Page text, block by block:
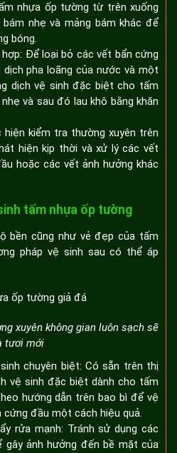
nhựa ốp tường từ trên xuống
nhẹ và mảng bám khác để
bóng.
Để loại bỏ các vết bẩn cứng
pha loãng của nước và một
dịch vệ sinh đặc biệt cho tấm
và sau đó lau khô bằng khăn
kiểm tra thường xuyên trên
hiện kịp thời và xử lý các vết
hoặc các vết ảnh hưởng khác
tấm nhựa ốp tường
bền cũng như vẻ đẹp của tấm
pháp vệ sinh sau có thể áp
xuyên không gian luôn sạch sẽ
tươi mới
chuyên biệt: Có sẵn trên thị
vệ sinh đặc biệt dành cho tấm
hướng dẫn trên bao bì để vệ
cứng đầu một cách hiệu quả.
rửa mạnh: Tránh sử dụng các
ảnh hưởng đến bề mặt của